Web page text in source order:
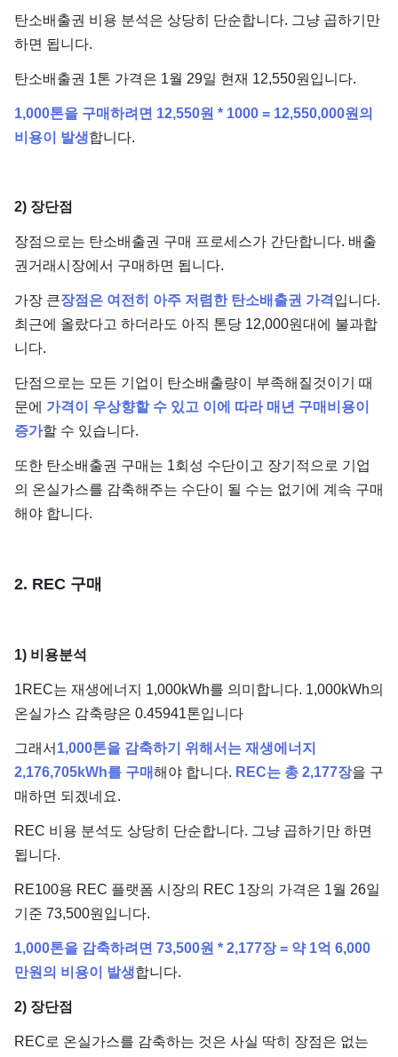
탄소배출권 비용 분석은 상당히 단순합니다. 그냥 곱하기만
하면 됩니다.
탄소배출권 1톤 가격은 1월 29일 현재 12,550원입니다.
1,000톤을 구매하려면 12,550원 * 1000 = 12,550,000원의
비용이 발생합니다.
2) 장단점
장점으로는 탄소배출권 구매 프로세스가 간단합니다. 배출
권거래시장에서 구매하면 됩니다.
가장 큰장점은 여전히 아주 저렴한 탄소배출권 가격 입니다.
최근에 올랐다고 하더라도 아직 톤당 12,000원대에 불과합
니다.
단점으로는 모든 기업이 탄소배출량이 부족해질것이기 때
문에 가격이 우상향할 수 있고 이에 따라 매년 구매비용이
증가할 수 있습니다.
또한 탄소배출권 구매는 1회성 수단이고 장기적으로 기업
의 온실가스를 감축해주는 수단이 될 수는 없기에 계속 구매
해야 합니다.
2. REC 구매
1) 비용분석
1REC는 재생에너지 1,000kWh를 의미합니다. 1,000kWh의
온실가스 감축량은 0.45941톤입니다
그래서 1,000톤을 감축하기 위해서는 재생에너지
2,176,705kWh를 구매해야 합니다. REC는 총 2,177장을 구
매하면 되겠네요.
REC 비용 분석도 상당히 단순합니다. 그냥 곱하기만 하면
됩니다.
RE100용 REC 플랫폼 시장의 REC 1장의 가격은 1월 26일
기준 73,500원입니다.
1,000톤을 감축하려면 73,500원 * 2,177장 = 약 1억 6,000
만원의 비용이 발생합니다.
2) 장단점
REC로 온실가스를 감축하는 것은 사실 딱히 장점은 없는